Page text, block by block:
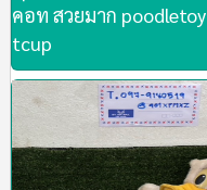
คอท สวยมาก poodletoy
tcup